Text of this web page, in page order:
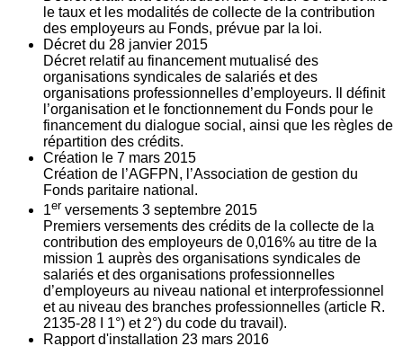
le taux et les modalités de collecte de la contribution
des employeurs au Fonds, prévue par la loi.
Décret du 28 janvier 2015
Décret relatif au financement mutualisé des
organisations syndicales de salariés et des
organisations professionnelles d’employeurs. Il définit
l’organisation et le fonctionnement du Fonds pour le
financement du dialogue social, ainsi que les règles de
répartition des crédits.
Création le 7 mars 2015
Création de l’AGFPN, l’Association de gestion du
Fonds paritaire national.
1er versements 3 septembre 2015
Premiers versements des crédits de la collecte de la
contribution des employeurs de 0,016% au titre de la
mission 1 auprès des organisations syndicales de
salariés et des organisations professionnelles
d’employeurs au niveau national et interprofessionnel
et au niveau des branches professionnelles (article R.
2135‐28 I 1°) et 2°) du code du travail).
Rapport d'installation 23 mars 2016